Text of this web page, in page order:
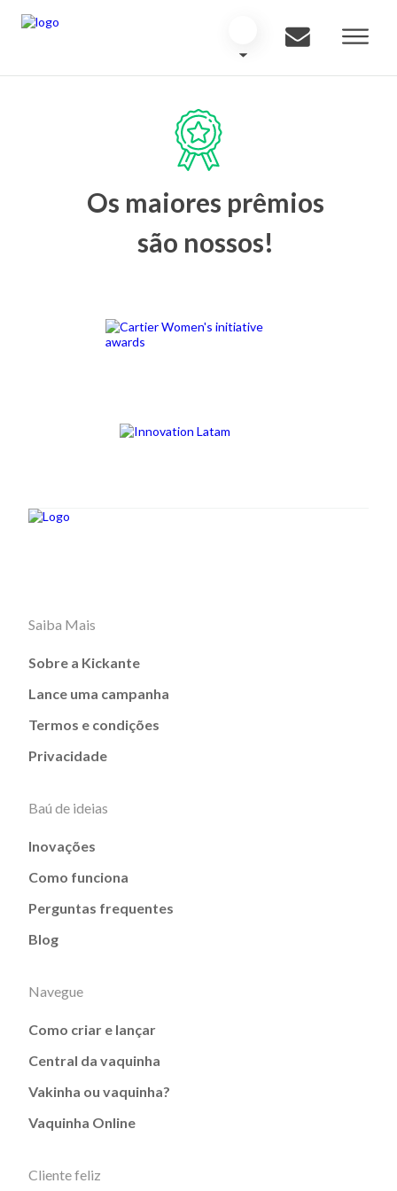
Os maiores prêmios
são nossos!
Saiba Mais
Sobre a Kickante
Lance uma campanha
Termos e condições
Privacidade
Baú de ideias
Inovações
Como funciona
Perguntas frequentes
Blog
Navegue
Como criar e lançar
Central da vaquinha
Vakinha ou vaquinha?
Vaquinha Online
Cliente feliz